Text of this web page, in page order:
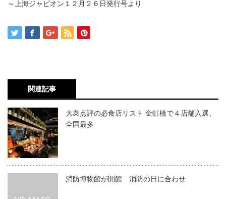
～上海ジャピオン１２月２６日発行号より
関連記事
大衆点評の必食店リスト 金虹橋で４店舗入選、
全国最多
消防博物館が開館 消防の日に合わせ